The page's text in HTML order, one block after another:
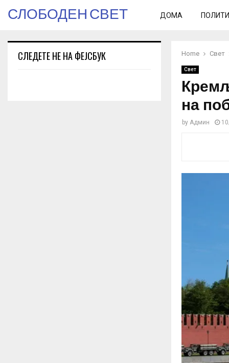
СЛОБОДЕН СВЕТ ДОМА
Home Свет
Свет
на
by Админ
СЛЕДЕТЕ НЕ НА ФЕЈСБУК